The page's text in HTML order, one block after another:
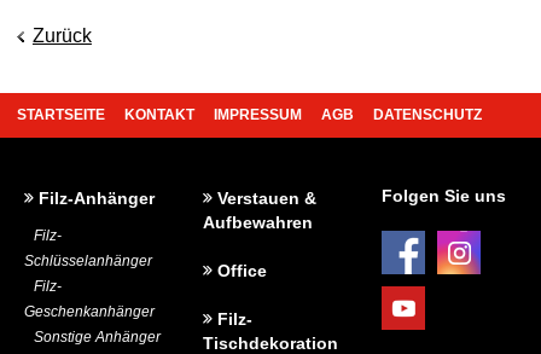
Zurück
STARTSEITE KONTAKT IMPRESSUM AGB DATENSCHUTZ
Filz-Anhänger
Filz-
Schlüsselanhänger
Filz-
Geschenkanhänger
Sonstige Anhänger
Verstauen &
Aufbewahren
Office
Filz-
Tischdekoration
Folgen Sie uns